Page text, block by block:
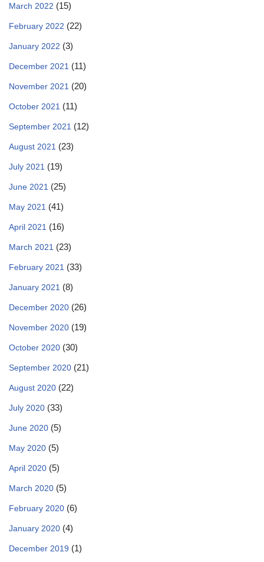
March 2022 (15)
February 2022 (22)
January 2022 (3)
December 2021 (11)
November 2021 (20)
October 2021 (11)
September 2021 (12)
August 2021 (23)
July 2021 (19)
June 2021 (25)
May 2021 (41)
April 2021 (16)
March 2021 (23)
February 2021 (33)
January 2021 (8)
December 2020 (26)
November 2020 (19)
October 2020 (30)
September 2020 (21)
August 2020 (22)
July 2020 (33)
June 2020 (5)
May 2020 (5)
April 2020 (5)
March 2020 (5)
February 2020 (6)
January 2020 (4)
December 2019 (1)